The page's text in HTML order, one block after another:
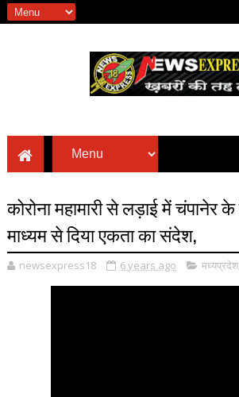
कोरोना महामारी से लड़ाई में चंपानेर
माध्यम से दिया एकता का संदेश,
newsexpress18 6 years ago मध्यप्रदेश,